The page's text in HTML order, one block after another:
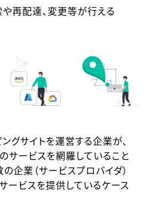
再配達、変更等が行える
グサイトを運営する企業が、
サービスを網羅していること
企業（サービスプロバイダ）
ービスを提供しているケース